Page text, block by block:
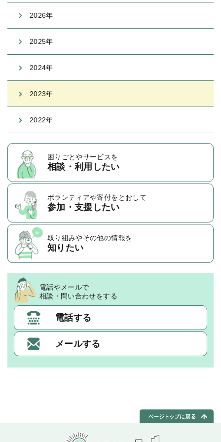
2026年
2025年
2024年
2023年
2022年
困りごとやサービスを
相談・利用したい
ボランティアや寄付をとおして
参加・支援したい
取り組みやその他の情報を
知りたい
電話やメールで
相談・問い合わせをする
電話する
メールする